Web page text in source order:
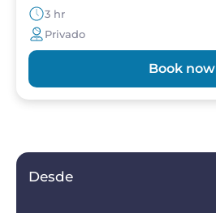
3 hr
Privado
Book now
Desde